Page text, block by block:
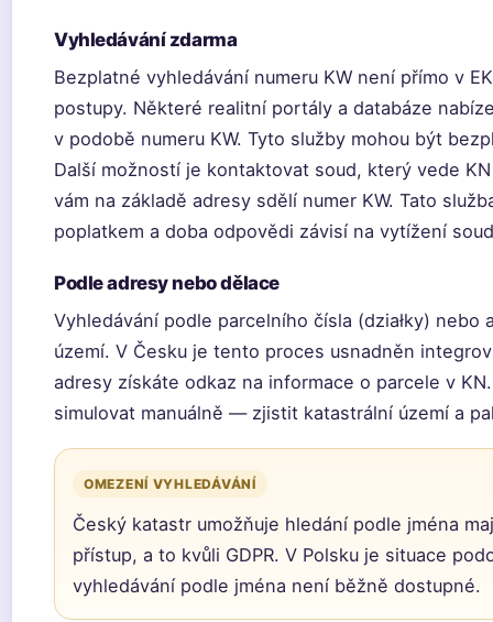
Vyhledávání zdarma
Bezplatné vyhledávání numeru KW není přímo v
postupy. Některé realitní portály a databáze
v podobě numeru KW. Tyto služby mohou být
Další možností je kontaktovat soud, který vede
vám na základě adresy sdělí numer KW. Tato
poplatkem a doba odpovědi závisí na vytížení
Podle adresy nebo dělace
Vyhledávání podle parcelního čísla (działky)
území. V Česku je tento proces usnadněn
adresy získáte odkaz na informace o parcele v
simulovat manuálně — zjistit katastrální území a
OMEZENÍ VYHLEDÁVÁNÍ
Český katastr umožňuje hledání podle jména
přístup, a to kvůli GDPR. V Polsku je situace
vyhledávání podle jména není běžně dostupné.